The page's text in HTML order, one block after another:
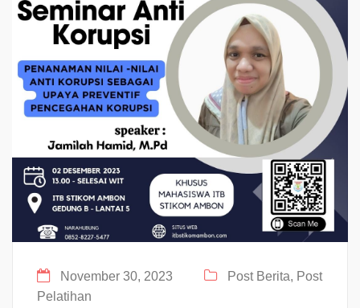
November 30, 2023 Post Berita, Post
Pelatihan